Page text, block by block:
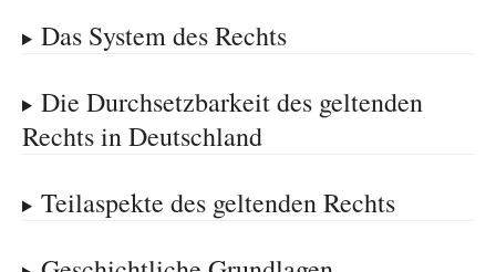
Das System des Rechts
Die Durchsetzbarkeit des geltenden
Rechts in Deutschland
Teilaspekte des geltenden Rechts